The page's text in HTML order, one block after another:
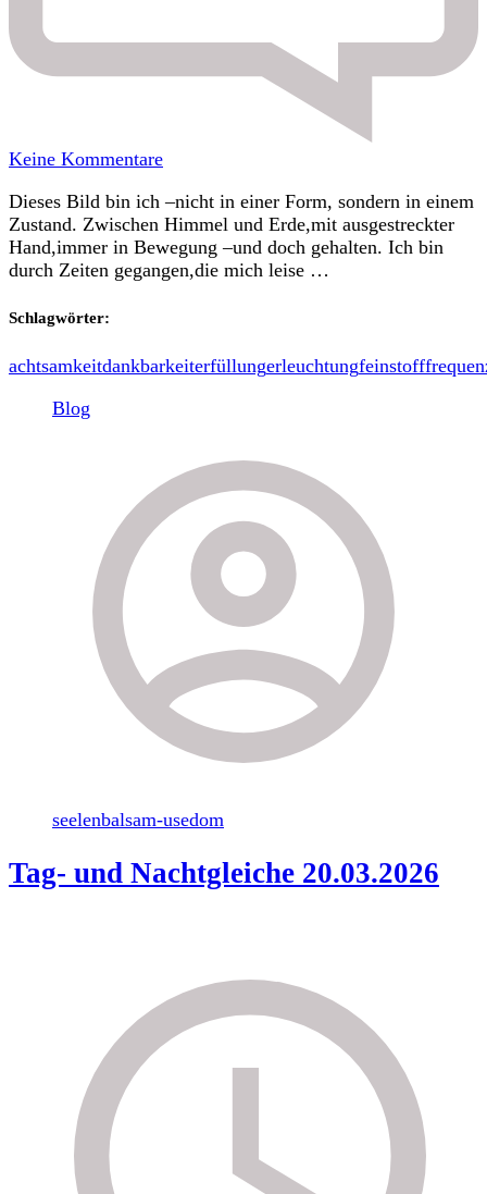
Keine Kommentarezu
&
Vertrauen
Dieses Bild bin ich –nicht in einer Form, sondern in einem
Zustand. Zwischen Himmel und Erde,mit ausgestreckter
Hand,immer in Bewegung –und doch gehalten. Ich bin
durch Zeiten gegangen,die mich leise …
Schlagwörter:
achtsamkeitdankbarkeiterfüllungerleuchtungfeinstoff
Blog
seelenbalsam-usedom
Tag- und Nachtgleiche 20.03.2026